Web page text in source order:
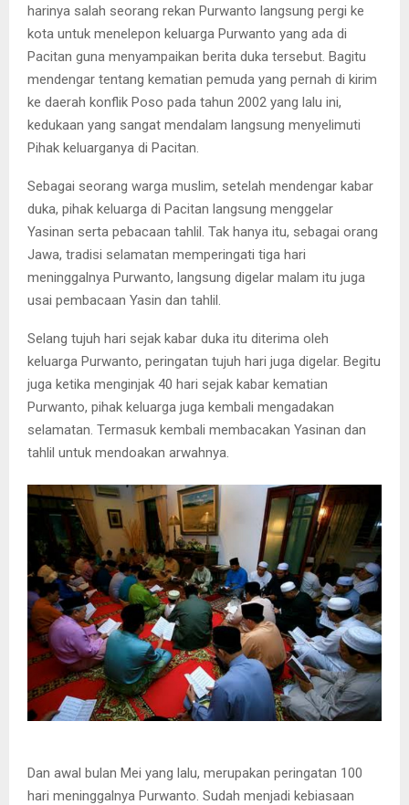
harinya salah seorang rekan Purwanto langsung pergi ke
kota untuk menelepon keluarga Purwanto yang ada di
Pacitan guna menyampaikan berita duka tersebut. Bagitu
mendengar tentang kematian pemuda yang pernah di kirim
ke daerah konflik Poso pada tahun 2002 yang lalu ini,
kedukaan yang sangat mendalam langsung menyelimuti
Pihak keluarganya di Pacitan.
Sebagai seorang warga muslim, setelah mendengar kabar
duka, pihak keluarga di Pacitan langsung menggelar
Yasinan serta pebacaan tahlil. Tak hanya itu, sebagai orang
Jawa, tradisi selamatan memperingati tiga hari
meninggalnya Purwanto, langsung digelar malam itu juga
usai pembacaan Yasin dan tahlil.
Selang tujuh hari sejak kabar duka itu diterima oleh
keluarga Purwanto, peringatan tujuh hari juga digelar. Begitu
juga ketika menginjak 40 hari sejak kabar kematian
Purwanto, pihak keluarga juga kembali mengadakan
selamatan. Termasuk kembali membacakan Yasinan dan
tahlil untuk mendoakan arwahnya.
Dan awal bulan Mei yang lalu, merupakan peringatan 100
hari meninggalnya Purwanto. Sudah menjadi kebiasaan